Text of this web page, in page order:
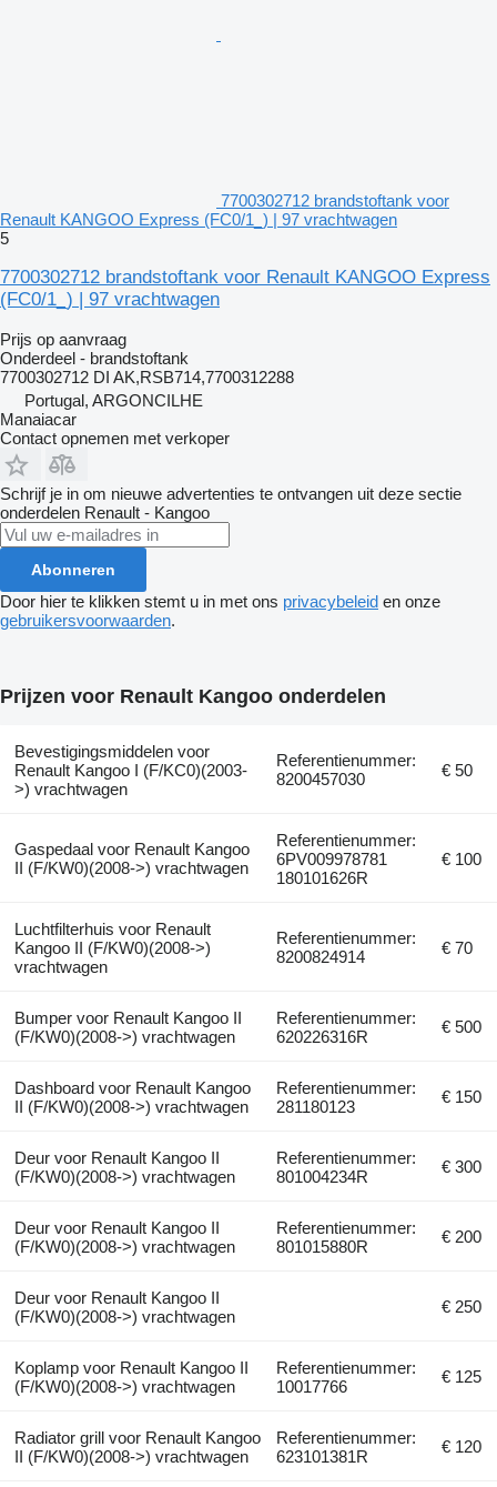
7700302712 brandstoftank voor
Renault KANGOO Express (FC0/1_) | 97 vrachtwagen
5
7700302712 brandstoftank voor Renault KANGOO Express
(FC0/1_) | 97 vrachtwagen
Prijs op aanvraag
Onderdeel - brandstoftank
7700302712 DI AK,RSB714,7700312288
Portugal, ARGONCILHE
Manaiacar
Contact opnemen met verkoper
Schrijf je in om nieuwe advertenties te ontvangen uit deze sectie
onderdelen Renault - Kangoo
Abonneren
Door hier te klikken stemt u in met ons privacybeleid en onze
gebruikersvoorwaarden.
Prijzen voor Renault Kangoo onderdelen
Bevestigingsmiddelen voor
Renault Kangoo I (F/KC0)(2003-
>) vrachtwagen
Referentienummer:
8200457030
€ 50
Gaspedaal voor Renault Kangoo
II (F/KW0)(2008->) vrachtwagen
Referentienummer:
6PV009978781
180101626R
€ 100
Luchtfilterhuis voor Renault
Kangoo II (F/KW0)(2008->)
vrachtwagen
Referentienummer:
8200824914
€ 70
Bumper voor Renault Kangoo II
(F/KW0)(2008->) vrachtwagen
Referentienummer:
620226316R
€ 500
Dashboard voor Renault Kangoo
II (F/KW0)(2008->) vrachtwagen
Referentienummer:
281180123
€ 150
Deur voor Renault Kangoo II
(F/KW0)(2008->) vrachtwagen
Referentienummer:
801004234R
€ 300
Deur voor Renault Kangoo II
(F/KW0)(2008->) vrachtwagen
Referentienummer:
801015880R
€ 200
Deur voor Renault Kangoo II
(F/KW0)(2008->) vrachtwagen
€ 250
Koplamp voor Renault Kangoo II
(F/KW0)(2008->) vrachtwagen
Referentienummer:
10017766
€ 125
Radiator grill voor Renault Kangoo
II (F/KW0)(2008->) vrachtwagen
Referentienummer:
623101381R
€ 120